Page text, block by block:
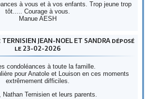
à vous et à vos enfants. Trop jeune trop
tôt..... Courage à vous.
Manue AESH
JEAN-NOEL ET SANDRA déposé
le 23-02-2026
condoléances à toute la famille.
pour Anatole et Louison en ces moments
extrêmement difficiles.
Nathan Ternisien et leurs parents.